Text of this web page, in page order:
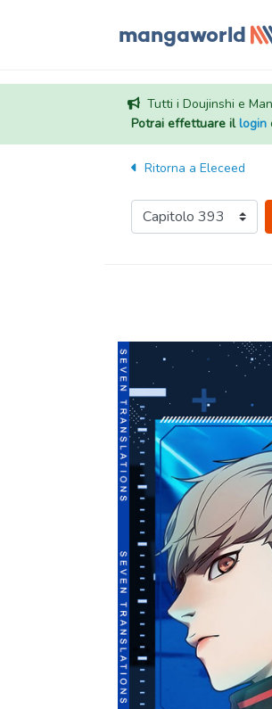
Tutti i Doujinshi e
Potrai effettuare illogin
Ritorna a Eleceed